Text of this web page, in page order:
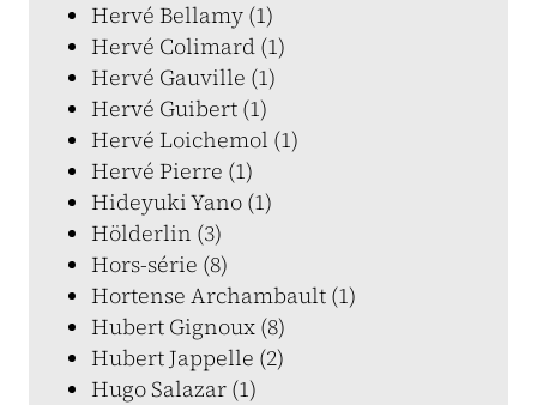
Hervé Bellamy (1)
Hervé Colimard (1)
Hervé Gauville (1)
Hervé Guibert (1)
Hervé Loichemol (1)
Hervé Pierre (1)
Hideyuki Yano (1)
Hölderlin (3)
Hors-série (8)
Hortense Archambault (1)
Hubert Gignoux (8)
Hubert Jappelle (2)
Hugo Salazar (1)